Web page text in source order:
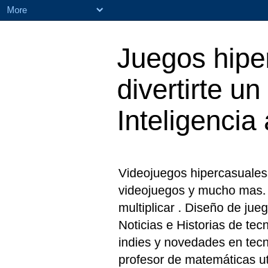
Juegos
divertirte
Inteligencia
Videojuegos
videojuegos y mucho
multiplicar . Diseño de
Noticias e Historias de
indies y novedades en
profesor de matemáticas